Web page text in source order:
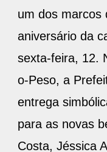
um dos marcos
aniversário da
sexta-feira, 12.
o-Peso, a
entrega
para as novas
Costa, Jéssica